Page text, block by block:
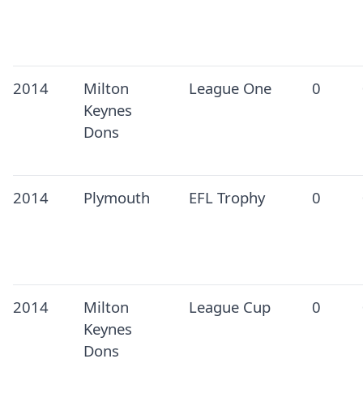
2014
Milton
Keynes
Dons
League One 0
2014 Plymouth EFL Trophy 0
2014
Milton
Keynes
Dons
League Cup 0